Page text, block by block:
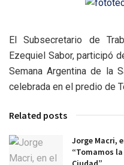
El Subsecretario de
Ezequiel Sabor, participó
Semana Argentina de la
celebrada en el predio de
Related posts
Jorge Macri,
“Tomamos